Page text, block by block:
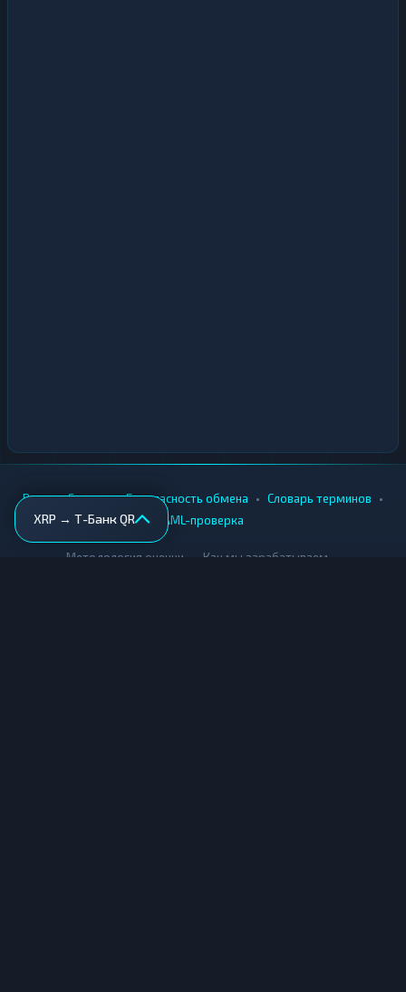
XRP → Т-Банк QR
Вики • Города • Безопасность обмена • Словарь терминов •
AML-проверка
Методология оценки Как мы зарабатываем